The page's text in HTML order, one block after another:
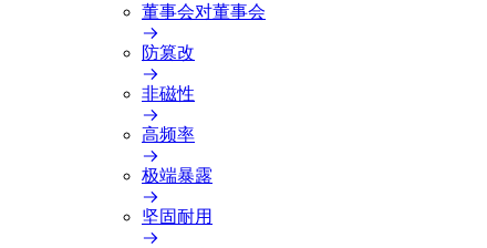
董事会对董事会
防篡改
非磁性
高频率
极端暴露
坚固耐用